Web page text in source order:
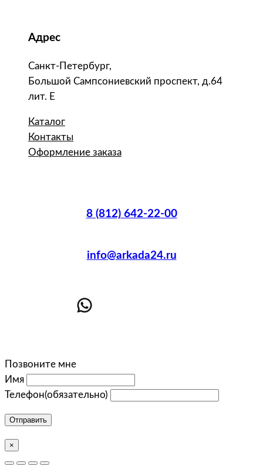
Адрес
Санкт-Петербург,
Большой Сампсониевский проспект, д.64
лит. Е
Каталог
Контакты
Оформление заказа
8 (812) 642-22-00
info@arkada24.ru
Позвоните мне
Имя
Телефон(обязательно)
Отправить
×